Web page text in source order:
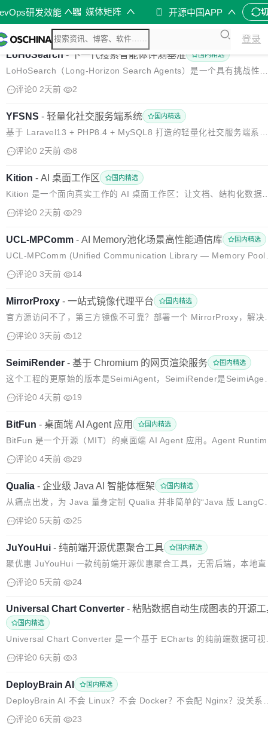
研发效能 媒体矩阵 开源中国APP
登录
LoHoSearch - 下一代搜索智能体评测基准 国内精选
LoHoSearch（Long-Horizon Search Agents）是一个具有挑战性的
基准测试，包含 11 个领域中 544 个经人工验证的问题。
评论0 2天前 2
YFSNS - 轻量化社交服务端系统 国内精选
基于 Laravel13 + PHP8.4 + MySQL8 打造的轻量化社交服务端系
统。 采用前后端分离架构，输出标准化 REST API，一套后端同时支
评论0 2天前 8
Kition - AI 桌面工作区 国内精选
Kition 是一个面向真实工作的 AI 桌面工作区：让文档、结构化数据
表、浏览器、Agent 与 Workflow 围绕同一份项目上下文协作，并让
评论0 2天前 29
UCL-MPComm - AI Memory池化场景高性能通信库 国内精选
UCL-MPComm (Unified Communication Library — Memory Pool
ommunication) 是一个高性能、RDMA 原生数据平面库，适用于大
评论0 3天前 14
MirrorProxy - 一站式镜像代理平台 国内精选
官方源访问不了，第三方镜像不可靠？部署一个 MirrorProxy，解决
有常用软件源代理。 在受限的网络环境中，官方源常常无法连接，
问...
评论0 3天前 12
SeimiRender - 基于 Chromium 的网页渲染服务 国内精选
这个工程的更原始的版本是SeimiAgent，SeimiRender是
的现代化升级版。基于Chromium的网页渲染服务。提交 URL，以真
评论0 4天前 19
BitFun - 桌面端 AI Agent 应用 国内精选
BitFun 是一个开源（MIT）的桌面端 AI Agent 应用。Agent
用 Rust 编写，桌面外壳基于 Tauri v2，提供 Windows / macOS /
评论0 4天前 29
Qualia - 企业级 Java AI 智能体框架 国内精选
从痛点出发，为 Java 量身定制 Qualia 并非简单的“Java 版
in”，而是一套深度结合 Java 语言特性、模块化设计、生产环境友好
评论0 5天前 25
JuYouHui - 纯前端开源优惠聚合工具 国内精选
聚优惠 JuYouHui 一款纯前端开源优惠聚合工具，无需后端，本地直
打开运行。 ✨项目亮点 ✅ 全国城市支持，自由切换地区 ✅ 多维度筛
评论0 5天前 24
Universal Chart Converter - 粘贴数据自动生成图表的开源工
国内精选
Universal Chart Converter 是一个基于 ECharts 的纯前端数据可视
工具，用户无需编写任何代码，只需将 CSV 或 JSON 格式的数据粘
评论0 6天前 3
DeployBrain AI 国内精选
DeployBrain AI 不会 Linux？不会 Docker？不会配 Nginx？没关系
告诉 AI 你想部署什么，它帮你搞定一切 —— 安装、配置、启动、验
评论0 6天前 23